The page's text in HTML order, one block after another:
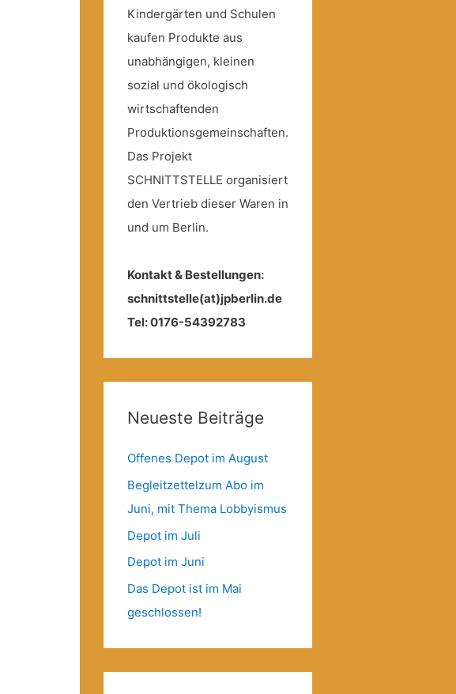
Kindergärten und Schulen
kaufen Produkte aus
unabhängigen, kleinen
sozial und ökologisch
wirtschaftenden
Produktionsgemeinschaften.
Das Projekt
SCHNITTSTELLE organisiert
den Vertrieb dieser Waren in
und um Berlin.
Kontakt & Bestellungen:
schnittstelle(at)jpberlin.de
Tel: 0176-54392783
Neueste Beiträge
Offenes Depot im August
Begleitzettelzum Abo im
Juni, mit Thema Lobbyismus
Depot im Juli
Depot im Juni
Das Depot ist im Mai
geschlossen!